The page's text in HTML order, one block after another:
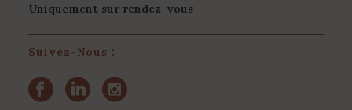
Uniquement sur rendez-vous
Suivez-Nous :